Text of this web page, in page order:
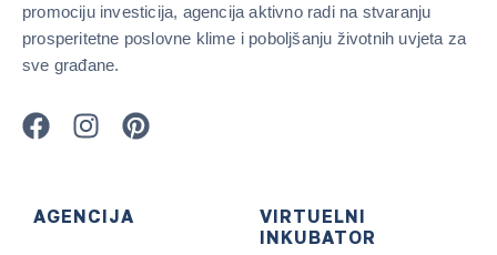
promociju investicija, agencija aktivno radi na stvaranju
prosperitetne poslovne klime i poboljšanju životnih uvjeta za
sve građane.
AGENCIJA
VIRTUELNI
INKUBATOR